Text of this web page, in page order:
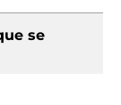
se